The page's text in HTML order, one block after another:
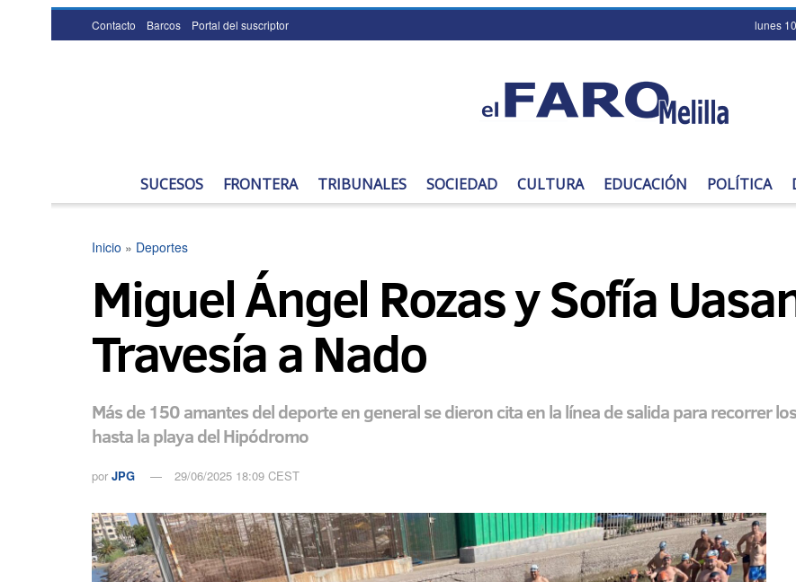
Contacto Barcos Portal del suscriptor lunes
SUCESOS FRONTERA TRIBUNALES SOCIEDAD CULTURA EDUCACIÓN POLÍTICA
Inicio » Deportes
Miguel Ángel Rozas y Sofía
Travesía a Nado
Más de 150 amantes del deporte en general se dieron cita en la línea de salida para recorrer
hasta la playa del Hipódromo
por JPG 29/06/2025 18:09 CEST